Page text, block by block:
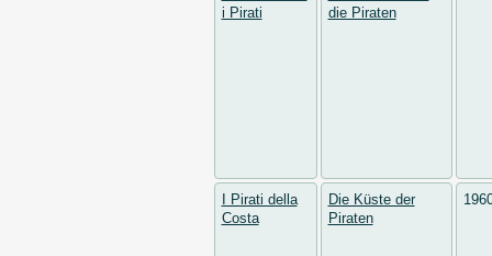
i Pirati
die Piraten
I Pirati della
Costa
Die Küste der
Piraten